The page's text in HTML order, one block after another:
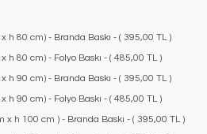
h 80 cm) - Branda Baskı - ( 395,00 TL )
h 80 cm) - Folyo Baskı - ( 485,00 TL )
h 90 cm) - Branda Baskı - ( 395,00 TL )
h 90 cm) - Folyo Baskı - ( 485,00 TL )
h 100 cm ) - Branda Baskı - ( 395,00 TL )